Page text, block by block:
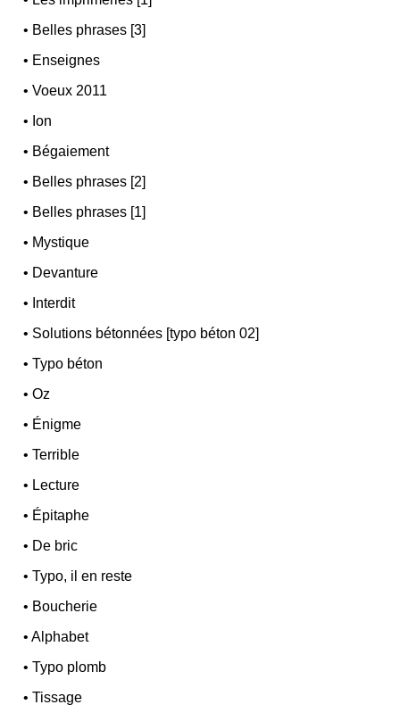
• Belles phrases [3]
• Enseignes
•Voeux 2011
• Ion
• Bégaiement
• Belles phrases [2]
• Belles phrases [1]
• Mystique
• Devanture
• Interdit
• Solutions bétonnées [typo béton 02]
•Typo béton
•Oz
• Énigme
•Terrible
• Lecture
• Épitaphe
• De bric
•Typo, il en reste
• Boucherie
•Alphabet
•Typo plomb
•Tissage